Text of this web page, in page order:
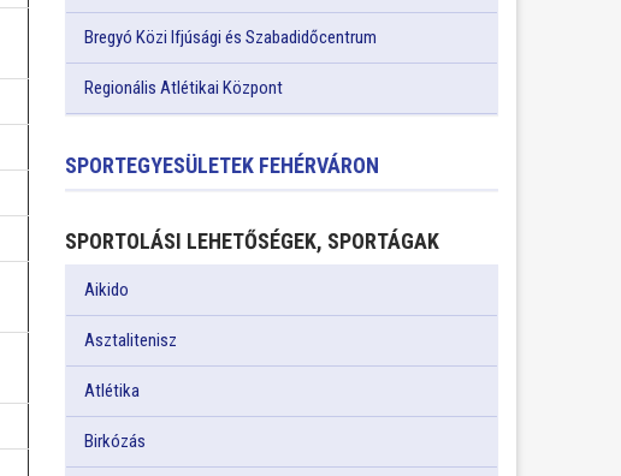
Bregyó Közi Ifjúsági és Szabadidőcentrum
Regionális Atlétikai Központ
SPORTEGYESÜLETEK FEHÉRVÁRON
SPORTOLÁSI LEHETŐSÉGEK, SPORTÁGAK
Aikido
Asztalitenisz
Atlétika
Birkózás